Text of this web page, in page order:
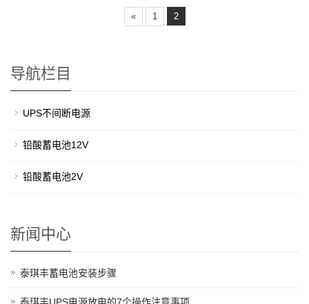
« 1 2
导航栏目
UPS不间断电源
铅酸蓄电池12V
铅酸蓄电池2V
新闻中心
泰琪丰蓄电池安装步骤
泰琪丰UPS电源放电的7个操作注意事项